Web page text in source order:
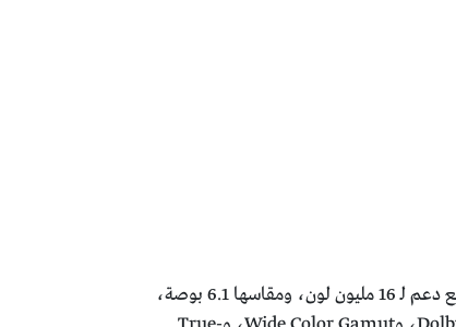
وبالنسبة لمواصفات الشاشة فإنها من نوع Super Retina XDR OLED، وتأتي بدقة 1170 * 2532، بكثافة 460 بكسل لكل بوصة، مع دعم لـ 16 مليون لون، ومقاسها 6.1 بوصة،